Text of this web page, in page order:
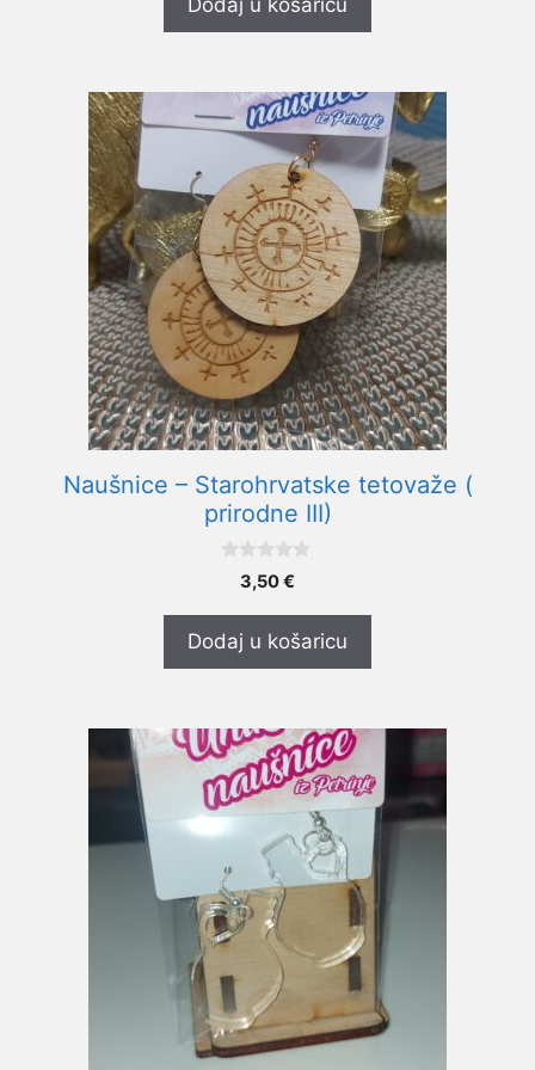
Dodaj u košaricu
Naušnice – Starohrvatske tetovaže (
prirodne III)
3,50€
Dodaj u košaricu